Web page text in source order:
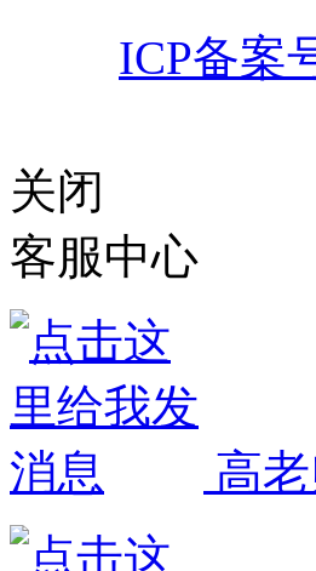
ICP备案
关闭
客服中心
高